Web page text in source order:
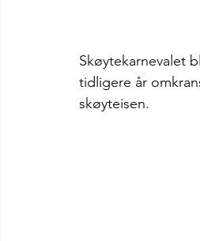
Skøytekarnevalet
tidligere år
skøyteisen.